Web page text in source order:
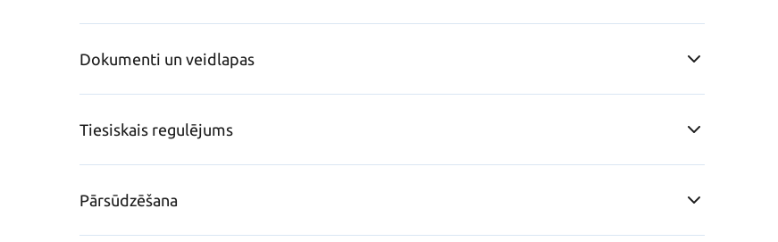
Dokumenti un veidlapas
Tiesiskais regulējums
Pārsūdzēšana